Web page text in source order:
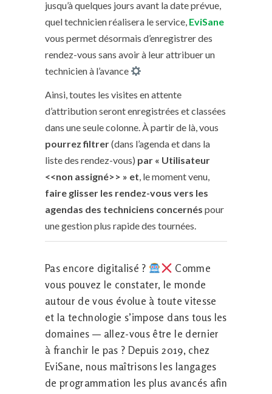
jusqu’à quelques jours avant la date prévue,
quel technicien réalisera le service, EviSane
vous permet désormais d’enregistrer des
rendez-vous sans avoir à leur attribuer un
technicien à l’avance
Ainsi, toutes les visites en attente
d’attribution seront enregistrées et classées
dans une seule colonne. À partir de là, vous
pourrez filtrer(dans l’agenda et dans la
liste des rendez-vous) par « Utilisateur
<<non assigné>> » et, le moment venu,
faire glisser les rendez-vous vers les
agendas des techniciens concernés pour
une gestion plus rapide des tournées.
Pas encore digitalisé ?
Comme
vous pouvez le constater, le monde
autour de vous évolue à toute vitesse
et la technologie s’impose dans tous les
domaines — allez-vous être le dernier
à franchir le pas ? Depuis 2019, chez
EviSane, nous maîtrisons les langages
de programmation les plus avancés afin